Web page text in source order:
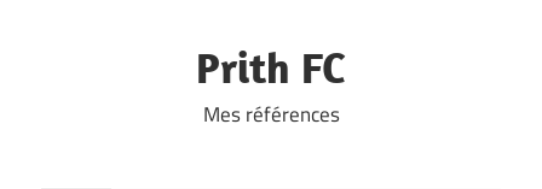
Prith FC
Mes références